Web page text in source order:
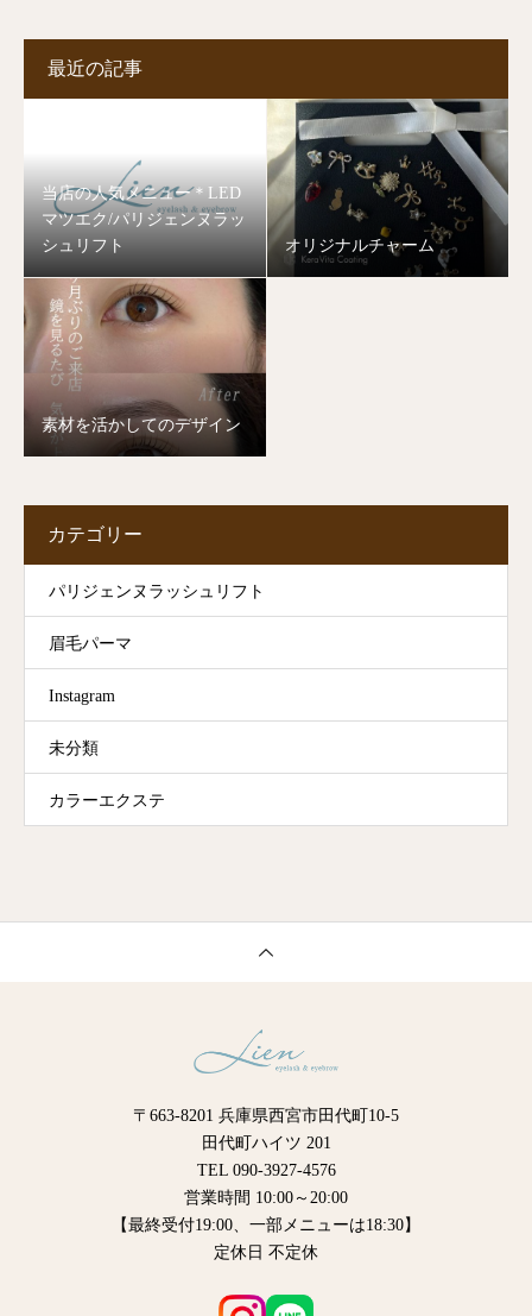
最近の記事
当店の人気メニュー＊LED
マツエク/パリジェンヌラッ
シュリフト
オリジナルチャーム
素材を活かしてのデザイン
カテゴリー
パリジェンヌラッシュリフト
眉毛パーマ
Instagram
未分類
カラーエクステ
〒663-8201 兵庫県西宮市田代町10-5
田代町ハイツ 201
TEL 090-3927-4576
営業時間 10:00～20:00
【最終受付19:00、一部メニューは18:30】
定休日 不定休